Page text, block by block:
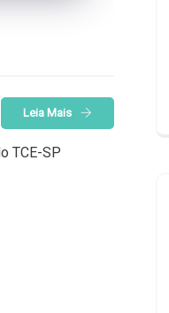
Leia Mais
TCE-SP